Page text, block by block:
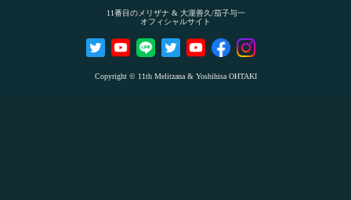
11番目のメリザナ & 大瀧善久/茄子与一
オフィシャルサイト
Copyright © 11th Melitzana & Yoshihisa OHTAKI